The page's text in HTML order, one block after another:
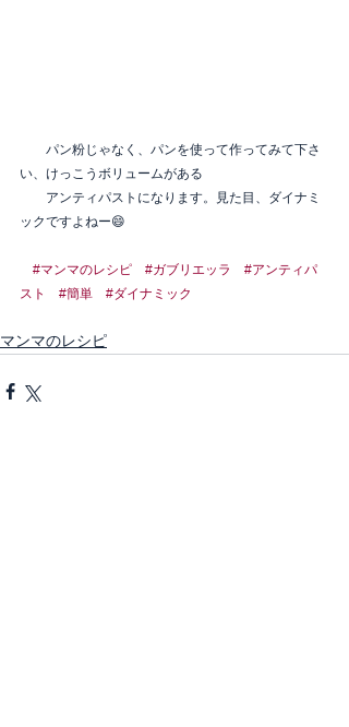
パン粉じゃなく、パンを使って作ってみて下さ
い、けっこうボリュームがある
アンティパストになります。見た目、ダイナミ
ックですよねー😄
#マンマのレシピ #ガブリエッラ
#アンティパ
スト
#簡単 #ダイナミック
マンマのレシピ